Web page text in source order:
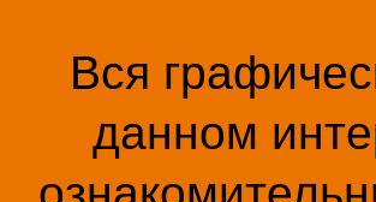
Вся
данном